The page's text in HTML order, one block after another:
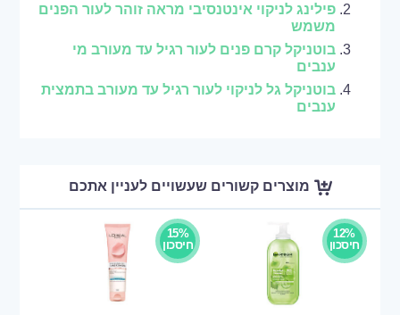
פילינג לניקוי אינטנסיבי מראה זוהר לעור הפנים
משמש
בוטניקל קרם פנים לעור רגיל עד מעורב מי
ענבים
בוטניקל גל לניקוי לעור רגיל עד מעורב בתמצית
ענבים
מוצרים קשורים שעשויים לעניין אתכם
12%
חיסכון
15%
חיסכון